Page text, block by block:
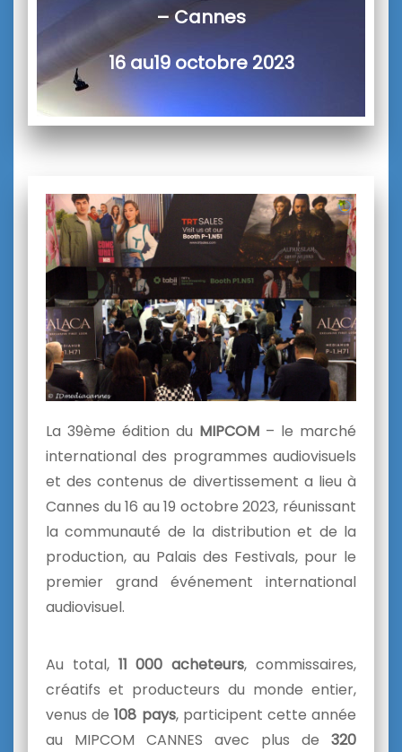
– Cannes
16 au19 octobre 2023
La 39ème édition du MIPCOM – le marché
international des programmes audiovisuels
et des contenus de divertissement a lieu à
Cannes du 16 au 19 octobre 2023, réunissant
la communauté de la distribution et de la
production, au Palais des Festivals, pour le
premier grand événement international
audiovisuel.
Au total, 11 000 acheteurs, commissaires,
créatifs et producteurs du monde entier,
venus de 108 pays, participent cette année
au MIPCOM CANNES avec plus de 320